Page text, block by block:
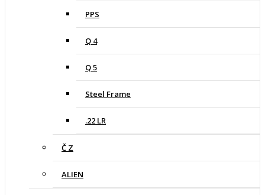
PPS
Q 4
Q 5
Steel Frame
.22 LR
Č Z
ALIEN